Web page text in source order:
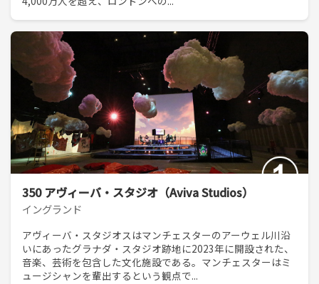
350 アヴィーバ・スタジオ（Aviva Studios）
イングランド
アヴィーバ・スタジオスはマンチェスターのアーウェル川沿
いにあったグラナダ・スタジオ跡地に2023年に開設された、
音楽、芸術を包含した文化施設である。マンチェスターはミ
ュージシャンを輩出するという観点で...